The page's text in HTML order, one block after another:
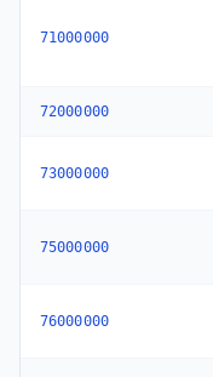
71000000
72000000
73000000
75000000
76000000